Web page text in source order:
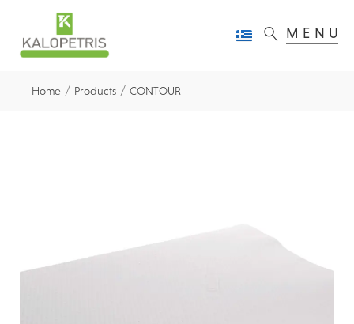
MENU
Home / Products / CONTOUR